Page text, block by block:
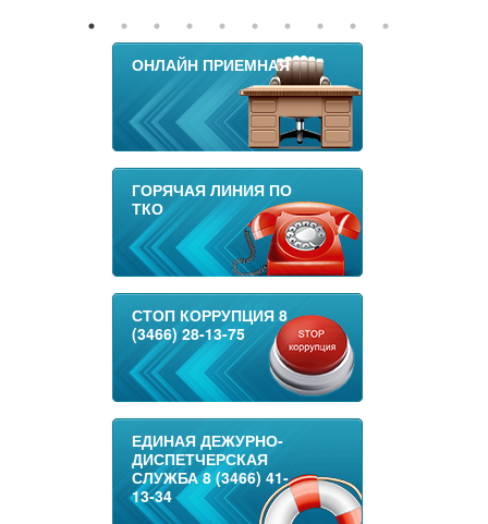
ОНЛАЙН ПРИЕМНАЯ
ГОРЯЧАЯ ЛИНИЯ ПО
ТКО
СТОП КОРРУПЦИЯ 8
(3466) 28-13-75
ЕДИНАЯ ДЕЖУРНО-
ДИСПЕТЧЕРСКАЯ
СЛУЖБА 8 (3466) 41-
13-34